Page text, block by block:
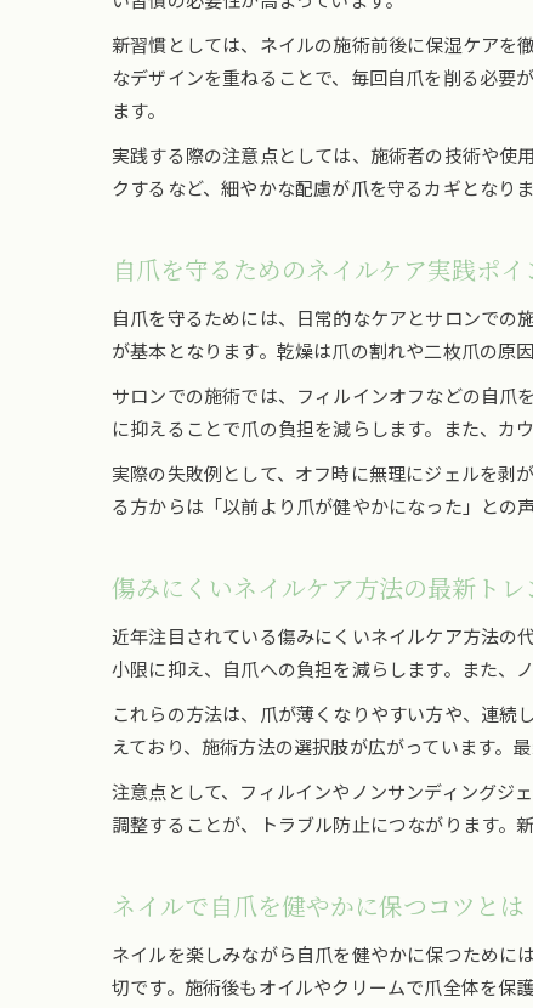
新習慣としては、ネイルの施術前後に保湿ケアを
なデザインを重ねることで、毎回自爪を削る必要
ます。
実践する際の注意点としては、施術者の技術や使
クするなど、細やかな配慮が爪を守るカギとなり
自爪を守るためのネイルケア実践ポイ
自爪を守るためには、日常的なケアとサロンでの
が基本となります。乾燥は爪の割れや二枚爪の原
サロンでの施術では、フィルインオフなどの自爪
に抑えることで爪の負担を減らします。また、カ
実際の失敗例として、オフ時に無理にジェルを剥
る方からは「以前より爪が健やかになった」との
傷みにくいネイルケア方法の最新トレ
近年注目されている傷みにくいネイルケア方法の
小限に抑え、自爪への負担を減らします。また、
これらの方法は、爪が薄くなりやすい方や、連続
えており、施術方法の選択肢が広がっています。
注意点として、フィルインやノンサンディングジ
調整することが、トラブル防止につながります。
ネイルで自爪を健やかに保つコツとは
ネイルを楽しみながら自爪を健やかに保つために
切です。施術後もオイルやクリームで爪全体を保